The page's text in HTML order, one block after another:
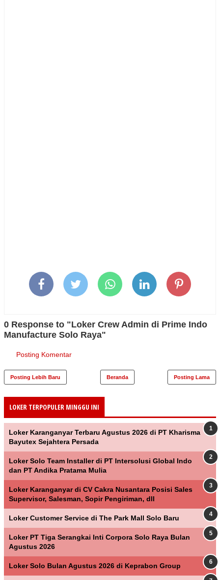
0 Response to "Loker Crew Admin di Prime Indo
Manufacture Solo Raya"
Posting Komentar
Posting Lebih Baru Posting Lama
Beranda
LOKER TERPOPULER MINGGU INI
Loker Karanganyar Terbaru Agustus 2026 di PT Kharisma
Bayutex Sejahtera Persada
Loker Solo Team Installer di PT Intersolusi Global Indo
dan PT Andika Pratama Mulia
Loker Karanganyar di CV Cakra Nusantara Posisi Sales
Supervisor, Salesman, Sopir Pengiriman, dll
Loker Customer Service di The Park Mall Solo Baru
Loker PT Tiga Serangkai Inti Corpora Solo Raya Bulan
Agustus 2026
Loker Solo Bulan Agustus 2026 di Keprabon Group